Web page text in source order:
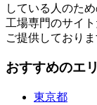
している人のた
工場専門のサイ
ご提供しておりま
おすすめのエ
東京都